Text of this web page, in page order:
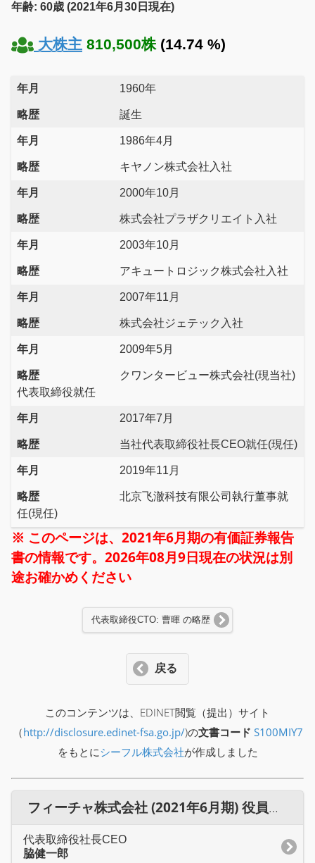
年齢: 60歳 (2021年6月30日現在)
大株主 810,500株 (14.74 %)
年月 1960年
略歴 誕生
年月 1986年4月
略歴 キヤノン株式会社入社
年月 2000年10月
略歴 株式会社プラザクリエイト入社
年月 2003年10月
略歴 アキュートロジック株式会社入社
年月 2007年11月
略歴 株式会社ジェテック入社
年月 2009年5月
略歴
クワンタービュー株式会社(現当社)
代表取締役就任
年月 2017年7月
略歴 当社代表取締役社長CEO就任(現任)
年月 2019年11月
略歴
北京飞澈科技有限公司執行董事就
任(現任)
※ このページは、2021年6月期の有価証券報告
書の情報です。2026年08月9日現在の状況は別
途お確かめください
代表取締役CTO: 曹暉 の略歴
戻る
このコンテンツは、EDINET閲覧（提出）サイト
（http://disclosure.edinet-fsa.go.jp/)の文書コード S100MIY7
をもとにシーフル株式会社が作成しました
フィーチャ株式会社 (2021年6月期) 役員一覧
代表取締役社長CEO
脇健一郎